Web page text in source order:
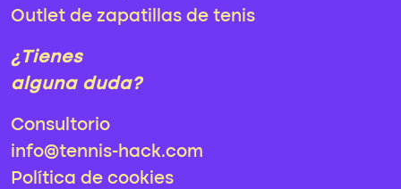
Outlet de zapatillas de tenis
¿Tienes
alguna duda?
Consultorio
info@tennis-hack.com
Política de cookies